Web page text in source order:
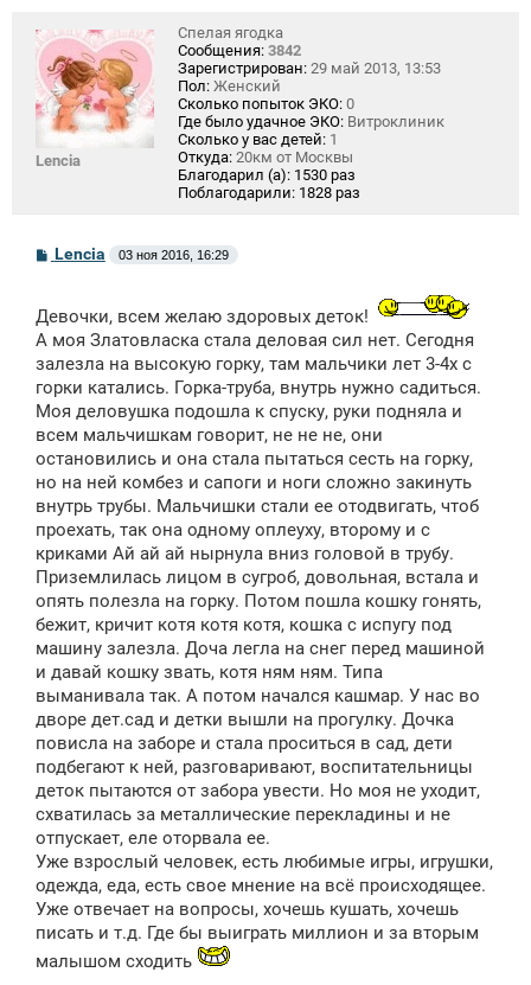
Lencia
Спелая ягодка
Сообщения: 3842
Зарегистрирован: 29 май 2013, 13:53
Пол: Женский
Сколько попыток ЭКО: 0
Где было удачное ЭКО: Витроклиник
Сколько у вас детей: 1
Откуда: 20км от Москвы
Благодарил (а): 1530 раз
Поблагодарили: 1828 раз
С
щ
е
н
и
е
Lencia 03 ноя 2016, 16:29
Девочки, всем желаю здоровых деток!
А моя Златовласка стала деловая сил нет. Сегодня
залезла на высокую горку, там мальчики лет 3-4х с
горки катались. Горка-труба, внутрь нужно садиться.
Моя деловушка подошла к спуску, руки подняла и
всем мальчишкам говорит, не не не, они
остановились и она стала пытаться сесть на горку,
но на ней комбез и сапоги и ноги сложно закинуть
внутрь трубы. Мальчишки стали ее отодвигать, чтоб
проехать, так она одному оплеуху, второму и с
криками Ай ай ай нырнула вниз головой в трубу.
Приземлилась лицом в сугроб, довольная, встала и
опять полезла на горку. Потом пошла кошку гонять,
бежит, кричит котя котя котя, кошка с испугу под
машину залезла. Доча легла на снег перед машиной
и давай кошку звать, котя ням ням. Типа
выманивала так. А потом начался кашмар. У нас во
дворе дет.сад и детки вышли на прогулку. Дочка
повисла на заборе и стала проситься в сад, дети
подбегают к ней, разговаривают, воспитательницы
деток пытаются от забора увести. Но моя не уходит,
схватилась за металлические перекладины и не
отпускает, еле оторвала ее.
Уже взрослый человек, есть любимые игры, игрушки,
одежда, еда, есть свое мнение на всё происходящее.
Уже отвечает на вопросы, хочешь кушать, хочешь
писать и т.д. Где бы выиграть миллион и за вторым
малышом сходить